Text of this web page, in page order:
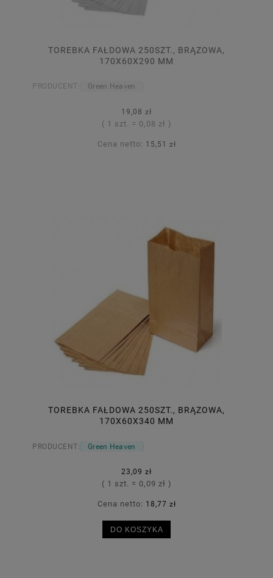
TOREBKA FAŁDOWA 250SZT., BRĄZOWA,
170X60X290 MM
PRODUCENT: Green Heaven
19,08 zł
( 1 szt. = 0,08 zł )
Cena netto: 15,51 zł
TOREBKA FAŁDOWA 250SZT., BRĄZOWA,
170X60X340 MM
PRODUCENT: Green Heaven
23,09 zł
( 1 szt. = 0,09 zł )
Cena netto: 18,77 zł
DO KOSZYKA